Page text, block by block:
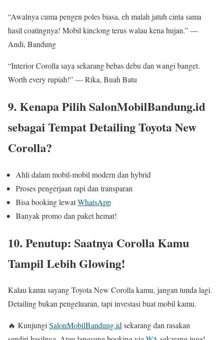
“Awalnya cuma pengen poles biasa, eh malah jatuh cinta sama
hasil coatingnya! Mobil kinclong terus walau kena hujan.” —
Andi, Bandung
“Interior Corolla saya sekarang bebas debu dan wangi banget.
Worth every rupiah!” — Rika, Buah Batu
9. Kenapa Pilih SalonMobilBandung.id
sebagai Tempat Detailing Toyota New
Corolla?
Ahli dalam mobil-mobil modern dan hybrid
Proses pengerjaan rapi dan transparan
Bisa booking lewatWhatsApp
Banyak promo dan paket hemat!
10. Penutup: Saatnya Corolla Kamu
Tampil Lebih Glowing!
Kalau kamu sayang Toyota New Corolla kamu, jangan tunda lagi.
Detailing bukan pengeluaran, tapi investasi buat mobil kamu.
🔥 KunjungiSalonMobilBandung.idsekarang dan rasakan